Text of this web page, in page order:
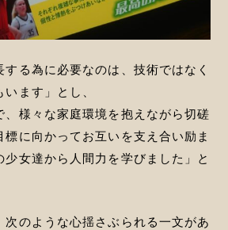
する為に必要なのは、技術ではなく
ます」とし、
、様々な家庭環境を抱えながら切磋
に向かってお互いを支え合い励ま
少女達から人間力を学びました」と
次のような心揺さぶられる一文があ